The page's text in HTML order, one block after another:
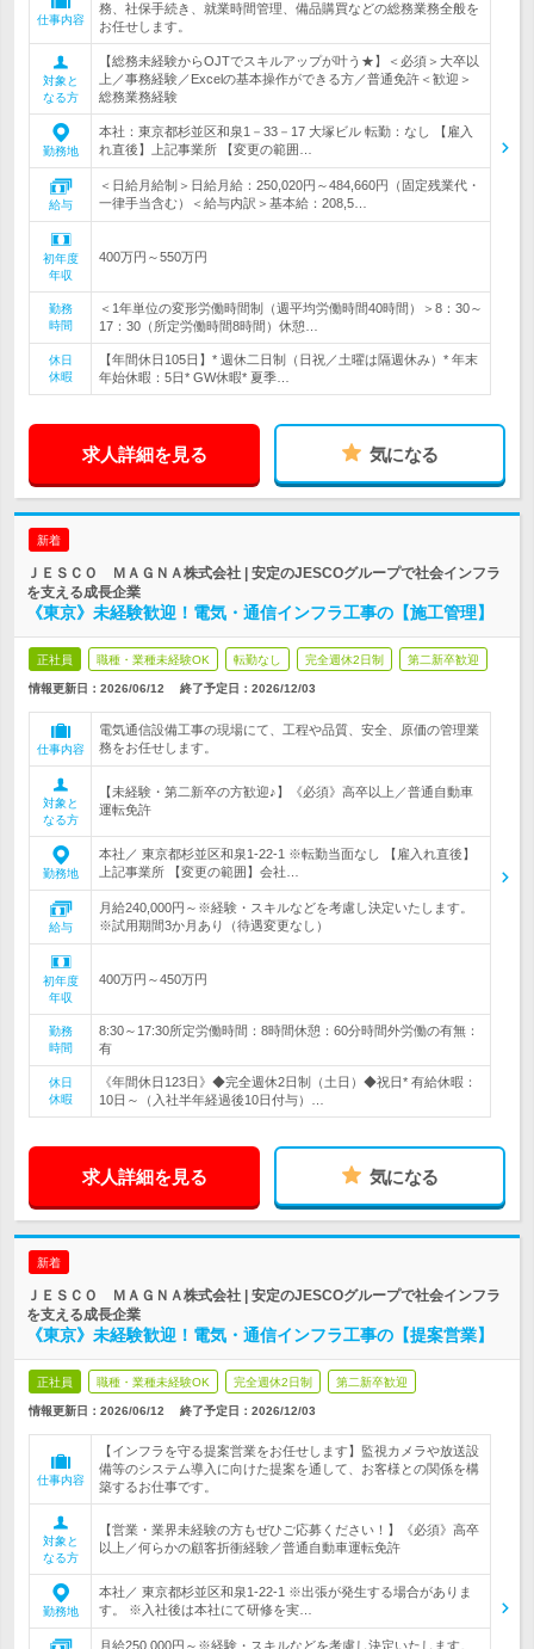
仕事内容
務、社保手続き、就業時間管理、備品購買などの総務業務全般を
お任せします。
対象と
なる方
【総務未経験からOJTでスキルアップが叶う★】＜必須＞大卒以
上／事務経験／Excelの基本操作ができる方／普通免許＜歓迎＞
総務業務経験
勤務地
本社：東京都杉並区和泉1－33－17 大塚ビル 転勤：なし 【雇入
れ直後】上記事業所 【変更の範囲…
給与
＜日給月給制＞日給月給：250,020円～484,660円（固定残業代・
一律手当含む）＜給与内訳＞基本給：208,5…
初年度
年収
400万円～550万円
勤務
時間
＜1年単位の変形労働時間制（週平均労働時間40時間）＞8：30～
17：30（所定労働時間8時間）休憩…
休日
休暇
【年間休日105日】* 週休二日制（日祝／土曜は隔週休み）* 年末
年始休暇：5日* GW休暇* 夏季…
求人詳細を見る 気になる
新着
ＪＥＳＣＯ ＭＡＧＮＡ株式会社 | 安定のJESCOグループで社会インフラ
を支える成長企業
《東京》未経験歓迎！電気・通信インフラ工事の【施工管理】
正社員 職種・業種未経験OK 転勤なし 完全週休2日制 第二新卒歓迎
情報更新日：2026/06/12 終了予定日： 2026/12/03
仕事内容
電気通信設備工事の現場にて、工程や品質、安全、原価の管理業
務をお任せします。
対象と
なる方
【未経験・第二新卒の方歓迎♪】《必須》高卒以上／普通自動車
運転免許
勤務地
本社／ 東京都杉並区和泉1-22-1 ※転勤当面なし 【雇入れ直後】
上記事業所 【変更の範囲】会社…
給与
月給240,000円～※経験・スキルなどを考慮し決定いたします。
※試用期間3か月あり（待遇変更なし）
初年度
年収
400万円～450万円
勤務
時間
8:30～17:30所定労働時間：8時間休憩：60分時間外労働の有無：
有
休日
休暇
《年間休日123日》◆完全週休2日制（土日）◆祝日* 有給休暇：
10日～（入社半年経過後10日付与）…
求人詳細を見る 気になる
新着
ＪＥＳＣＯ ＭＡＧＮＡ株式会社 | 安定のJESCOグループで社会インフラ
を支える成長企業
《東京》未経験歓迎！電気・通信インフラ工事の【提案営業】
正社員 職種・業種未経験OK 完全週休2日制 第二新卒歓迎
情報更新日：2026/06/12 終了予定日： 2026/12/03
仕事内容
【インフラを守る提案営業をお任せします】監視カメラや放送設
備等のシステム導入に向けた提案を通して、お客様との関係を構
築するお仕事です。
対象と
なる方
【営業・業界未経験の方もぜひご応募ください！】《必須》高卒
以上／何らかの顧客折衝経験／普通自動車運転免許
勤務地
本社／ 東京都杉並区和泉1-22-1 ※出張が発生する場合がありま
す。 ※入社後は本社にて研修を実…
月給250,000円～※経験・スキルなどを考慮し決定いたします。